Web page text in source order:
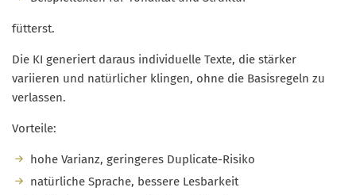
fütterst.
Die KI generiert daraus individuelle Texte, die stärker
variieren und natürlicher klingen, ohne die Basisregeln zu
verlassen.
Vorteile:
hohe Varianz, geringeres Duplicate-Risiko
natürliche Sprache, bessere Lesbarkeit